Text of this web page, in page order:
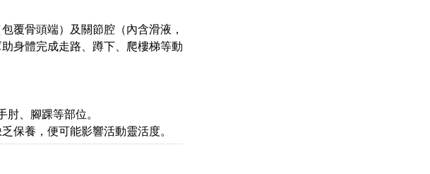
覆骨頭端）及關節腔（內含滑液，
身體完成走路、蹲下、爬樓梯等動
、腳踝等部位。
保養，便可能影響活動靈活度。